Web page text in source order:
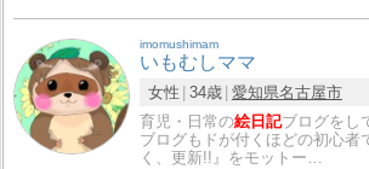
imomushimam
いもむしママ
女性 34歳 愛知県名古屋市
育児・日常の絵日記ブログをし
ブログもドが付くほどの初心者
く、更新!!』をモットー…